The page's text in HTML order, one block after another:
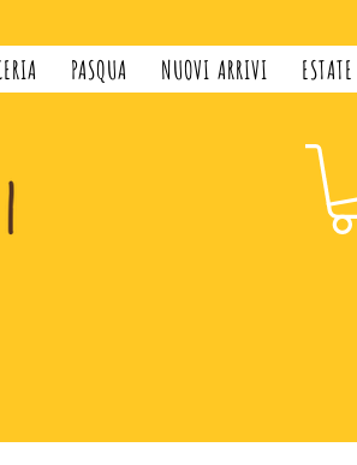
PASQUA NUOVI ARRIVI ESTATE